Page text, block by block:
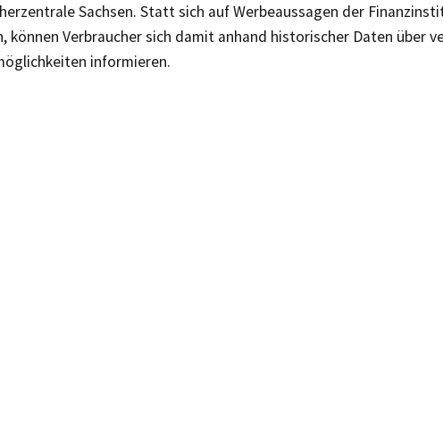
Sachsen. Statt sich auf Werbeaussagen der
können Verbraucher sich damit anhand historischer Daten über
informieren.